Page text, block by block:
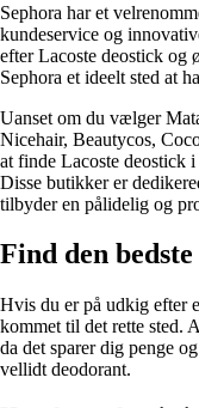
Sephora har et
kundeservice og
efter Lacoste deostick og
Sephora et ideelt sted at
Uanset om du vælger
Nicehair, Beautycos,
at finde Lacoste deostick
Disse butikker er
tilbyder en pålidelig og
Find den
Hvis du er på udkig efter
kommet til det rette sted.
da det sparer dig penge
vellidt deodorant.